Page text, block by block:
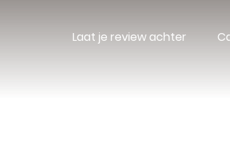
Laat je review achter